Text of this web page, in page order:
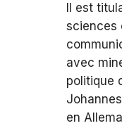
Il est
sciences
avec
politique
en